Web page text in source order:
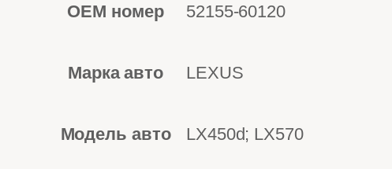
OEM номер 52155-60120
Марка авто LEXUS
Модель авто LX450d; LX570